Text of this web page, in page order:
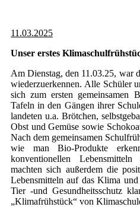
11.03.2025
Unser erstes
Am Dienstag, den 11.03.25, war
wiederzuerkennen. Alle Schüler
sich zum ersten gemeinsamen
Tafeln in den Gängen ihrer
landeten u.a. Brötchen,
Obst und Gemüse sowie
Nach dem gemeinsamen
wie man Bio-Produkte
konventionellen
machten sich außerdem die
Lebensmitteln auf das Klima
Tier -und Gesundheitsschutz
„Klimafrühstück“ von